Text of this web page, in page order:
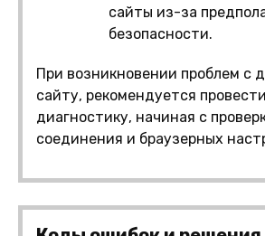
сайты из-за
безопасности.
При возникновении проблем с
сайту, рекомендуется
диагностику, начиная с
соединения и браузерных